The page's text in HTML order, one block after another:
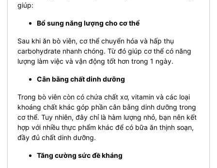
giúp:
Bổ sung năng lượng cho cơ thể
Sau khi ăn bò viên, cơ thể chuyển hóa và hấp thụ
carbohydrate nhanh chóng. Từ đó giúp cơ thể có năng
lượng làm việc và vận động tốt hơn trong 1 ngày.
Cân bằng chất dinh dưỡng
Trong bò viên còn có chứa chất xơ, vitamin và các loại
khoáng chất khác góp phần cân bằng dinh dưỡng trong
cơ thể. Tuy nhiên, đây chỉ là hàm lượng nhỏ, bạn nên kết
hợp với nhiều thực phẩm khác để có bữa ăn thịnh soạn,
đầy đủ chất dinh dưỡng.
Tăng cường sức đề kháng